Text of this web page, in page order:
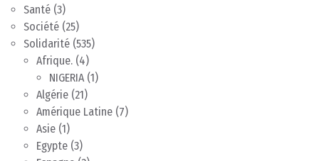
Santé (3)
Société (25)
Solidarité (535)
Afrique. (4)
NIGERIA(1)
Algérie (21)
Amérique Latine (7)
Asie (1)
Egypte (3)